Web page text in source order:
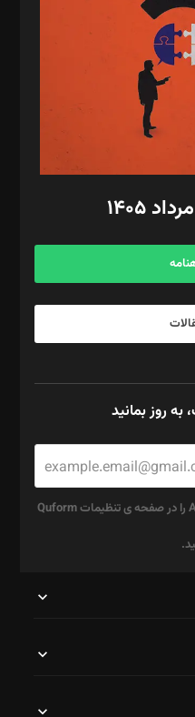
لطفی زاده
به روز بمانید
برای استفاده از ریکپچا بایستی کلید API را در صفحه ی تنظیمات Quform